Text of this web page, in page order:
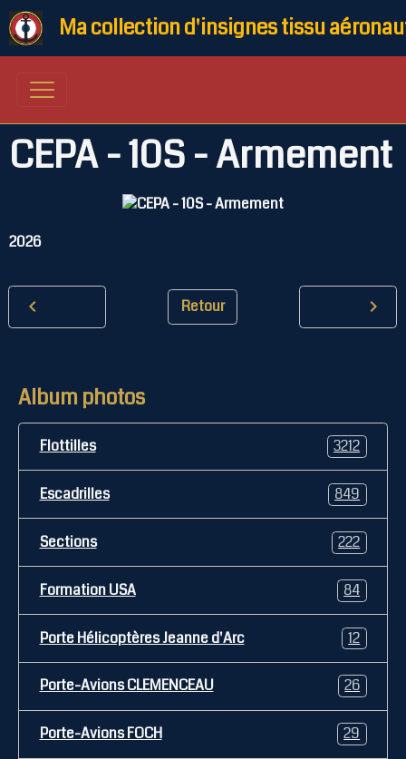
Ma collection d'insignes tissu
CEPA - 10S - Armement
2026
Retour
Album photos
Flottilles 3212
Escadrilles 849
Sections 222
Formation USA 84
Porte Hélicoptères Jeanne d'Arc 12
Porte-Avions CLEMENCEAU 26
Porte-Avions FOCH 29